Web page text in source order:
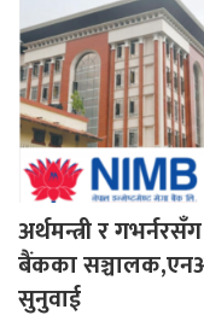
अर्थमन्त्री र
बैंकका
सुनुवाई